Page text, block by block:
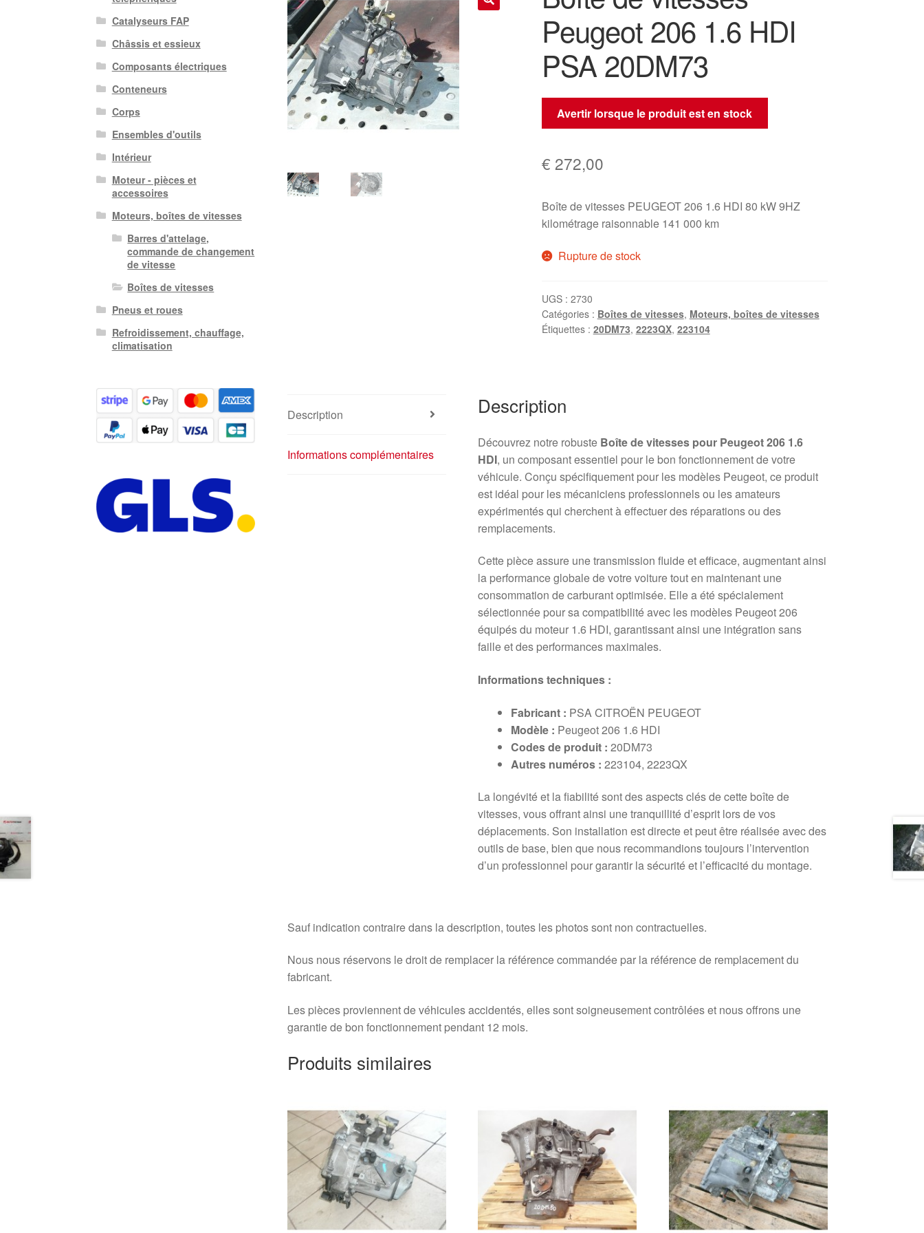
Peugeot 206 1.6 HDI
PSA 20DM73
Avertir lorsque le produit est en stock
€ 272,00
Boîte de vitesses PEUGEOT 206 1.6 HDI 80 kW 9HZ
kilométrage raisonnable 141 000 km
Rupture de stock
UGS : 2730
Catégories : Boîtes de vitesses, Moteurs, boîtes de vitesses
Étiquettes : 20DM73, 2223QX, 223104
Description
Informations complémentaires
Description
Découvrez notre robuste Boîte de vitesses pour Peugeot 206 1.6
HDI, un composant essentiel pour le bon fonctionnement de votre
véhicule. Conçu spécifiquement pour les modèles Peugeot, ce produit
est idéal pour les mécaniciens professionnels ou les amateurs
expérimentés qui cherchent à effectuer des réparations ou des
remplacements.
Cette pièce assure une transmission fluide et efficace, augmentant ainsi
la performance globale de votre voiture tout en maintenant une
consommation de carburant optimisée. Elle a été spécialement
sélectionnée pour sa compatibilité avec les modèles Peugeot 206
équipés du moteur 1.6 HDI, garantissant ainsi une intégration sans
faille et des performances maximales.
Informations techniques :
Fabricant : PSA CITROËN PEUGEOT
Modèle : Peugeot 206 1.6 HDI
Codes de produit : 20DM73
Autres numéros : 223104, 2223QX
La longévité et la fiabilité sont des aspects clés de cette boîte de
vitesses, vous offrant ainsi une tranquillité d’esprit lors de vos
déplacements. Son installation est directe et peut être réalisée avec des
outils de base, bien que nous recommandions toujours l’intervention
d’un professionnel pour garantir la sécurité et l’efficacité du montage.
Sauf indication contraire dans la description, toutes les photos sont non contractuelles.
Nous nous réservons le droit de remplacer la référence commandée par la référence de remplacement du
fabricant.
Les pièces proviennent de véhicules accidentés, elles sont soigneusement contrôlées et nous offrons une
garantie de bon fonctionnement pendant 12 mois.
Produits similaires
Catalyseurs FAP
Châssis et essieux
Composants électriques
Conteneurs
Corps
Ensembles d'outils
Intérieur
Moteur - pièces et
accessoires
Moteurs, boîtes de vitesses
Barres d'attelage,
commande de changement
de vitesse
Boîtes de vitesses
Pneus et roues
Refroidissement, chauffage,
climatisation